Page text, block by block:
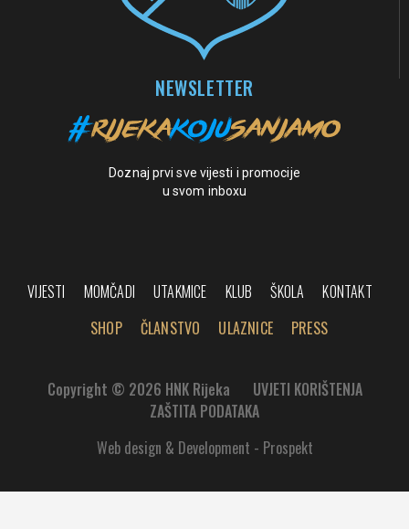
NEWSLETTER
Doznaj prvi sve vijesti i promocije
u svom inboxu
VIJESTI MOMČADI UTAKMICE KLUB ŠKOLA
KONTAKT
SHOP
ČLANSTVO ULAZNICE PRESS
Copyright © 2026 HNK Rijeka
UVJETI KORIŠTENJA
ZAŠTITA PODATAKA
Web design & Development - Prospekt